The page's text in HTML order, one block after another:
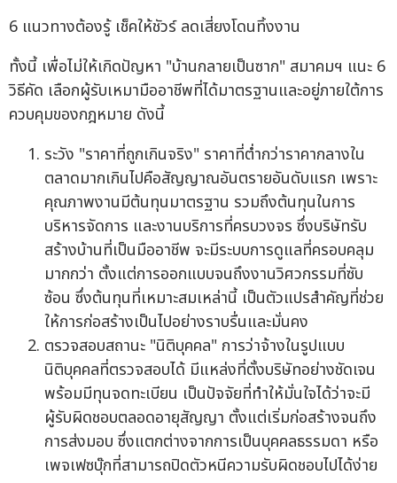
6 แนวทางต้องรู้ เช็คให้ชัวร์ ลดเสี่ยงโดนทิ้งงาน
ทั้งนี้ เพื่อไม่ให้เกิดปัญหา "บ้านกลายเป็นซาก" สมาคมฯ แนะ 6
วิธีคัด เลือกผู้รับเหมามืออาชีพที่ได้มาตรฐานและอยู่ภายใต้การ
ควบคุมของกฎหมาย ดังนี้
ระวัง "ราคาที่ถูกเกินจริง" ราคาที่ต่ำกว่าราคากลางใน
ตลาดมากเกินไปคือสัญญาณอันตรายอันดับแรก เพราะ
คุณภาพงานมีต้นทุนมาตรฐาน รวมถึงต้นทุนในการ
บริหารจัดการ และงานบริการที่ครบวงจร ซึ่งบริษัทรับ
สร้างบ้านที่เป็นมืออาชีพ จะมีระบบการดูแลที่ครอบคลุม
มากกว่า ตั้งแต่การออกแบบจนถึงงานวิศวกรรมที่ซับ
ซ้อน ซึ่งต้นทุนที่เหมาะสมเหล่านี้ เป็นตัวแปรสำคัญที่ช่วย
ให้การก่อสร้างเป็นไปอย่างราบรื่นและมั่นคง
ตรวจสอบสถานะ "นิติบุคคล" การว่าจ้างในรูปแบบ
นิติบุคคลที่ตรวจสอบได้ มีแหล่งที่ตั้งบริษัทอย่างชัดเจน
พร้อมมีทุนจดทะเบียน เป็นปัจจัยที่ทำให้มั่นใจได้ว่าจะมี
ผู้รับผิดชอบตลอดอายุสัญญา ตั้งแต่เริ่มก่อสร้างจนถึง
การส่งมอบ ซึ่งแตกต่างจากการเป็นบุคคลธรรมดา หรือ
เพจเฟซบุ๊กที่สามารถปิดตัวหนีความรับผิดชอบไปได้ง่าย